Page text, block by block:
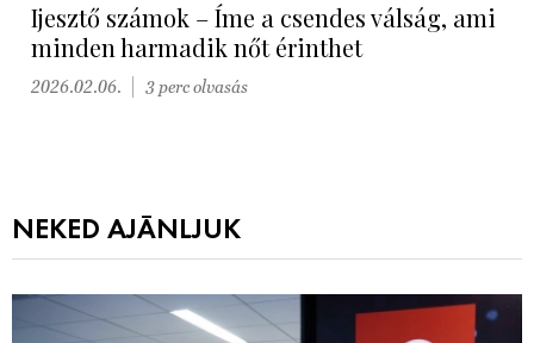
Ijesztő számok – Íme a csendes válság, ami
minden harmadik nőt érinthet
2026.02.06. 3 perc olvasás
NEKED AJÁNLJUK